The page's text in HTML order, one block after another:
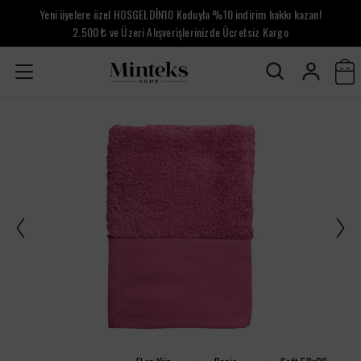
Yeni üyelere özel HOSGELDİN10 Koduyla %10 indirim hakkı kazan!
2.500 ₺ ve Üzeri Alışverişlerinizde Ücretsiz Kargo